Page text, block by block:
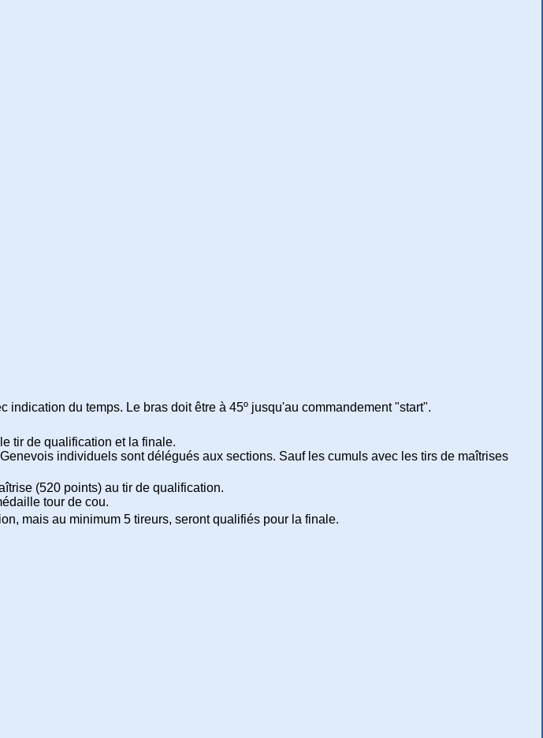
du temps. Le bras doit être à 45º jusqu'au commandement "start".
tir de qualification et la finale.
individuels sont délégués aux sections. Sauf les cumuls avec les tirs de maîtrises
(520 points) au tir de qualification.
tour de cou.
mais au minimum 5 tireurs, seront qualifiés pour la finale.